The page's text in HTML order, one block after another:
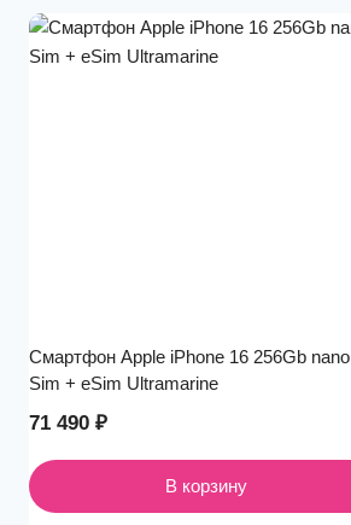
Смартфон Apple iPhone 16 256Gb nano
Sim + eSim Ultramarine
71 490 ₽
В корзину